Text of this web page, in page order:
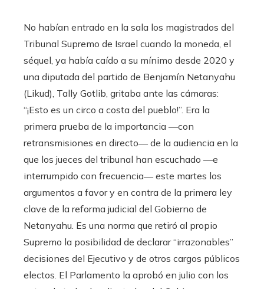
No habían entrado en la sala los magistrados del
Tribunal Supremo de Israel cuando la moneda, el
séquel, ya había caído a su mínimo desde 2020 y
una diputada del partido de Benjamín Netanyahu
(Likud), Tally Gotlib, gritaba ante las cámaras:
“¡Esto es un circo a costa del pueblo!”. Era la
primera prueba de la importancia ―con
retransmisiones en directo― de la audiencia en la
que los jueces del tribunal han escuchado ―e
interrumpido con frecuencia― este martes los
argumentos a favor y en contra de la primera ley
clave de la reforma judicial del Gobierno de
Netanyahu. Es una norma que retiró al propio
Supremo la posibilidad de declarar “irrazonables”
decisiones del Ejecutivo y de otros cargos públicos
electos. El Parlamento la aprobó en julio con los